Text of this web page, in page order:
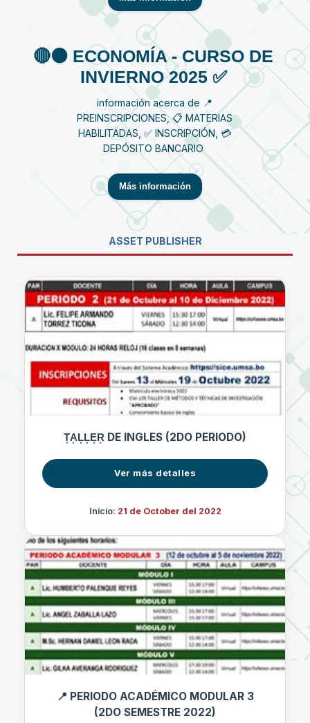
🔴⚫️ ECONOMÍA - CURSO DE
INVIERNO 2025 ✅
información acerca de 📍
PREINSCRIPCIONES, 📋 MATERIAS
HABILITADAS, ✅ INSCRIPCIÓN, 💳
DEPÓSITO BANCARIO
Más información
ASSET PUBLISHER
T͙A͙L͙L͙E͙R͙ DE INGLES (2DO PERIODO)
Ver más detalles
Inicio: 21 de October del 2022
📍 PERIODO ACADÉMICO MODULAR 3
(2DO SEMESTRE 2022)